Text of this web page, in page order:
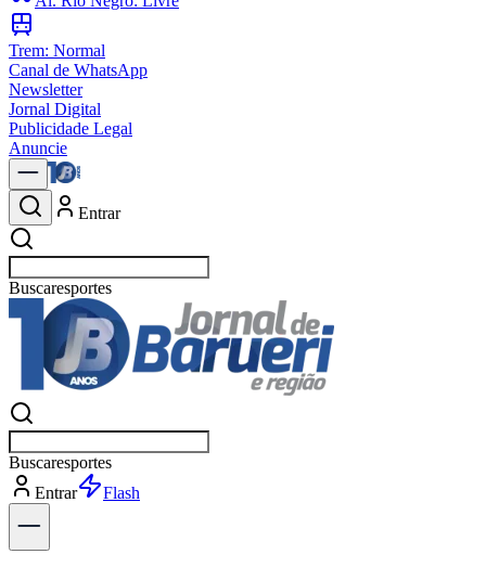
Trem: Normal
Canal de WhatsApp
Newsletter
Jornal Digital
Publicidade Legal
Anuncie
Entrar
Buscarpolítica
Buscarpolítica
Entrar
Explorar